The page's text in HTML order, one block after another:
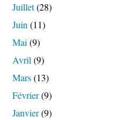
Juillet(28)
Juin (11)
Mai (9)
Avril (9)
Mars(13)
Février(9)
Janvier(9)